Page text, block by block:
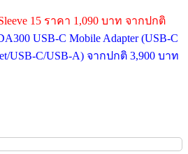
15 ราคา 1,090 บาท จากปกติ
USB-C Mobile Adapter (USB-C
USB-C/USB-A) จากปกติ 3,900 บาท